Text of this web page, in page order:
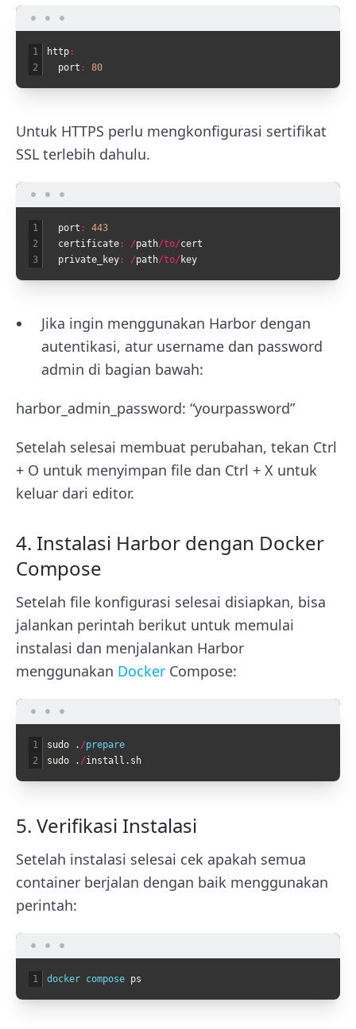
1
2
http:
port : 80
Untuk HTTPS perlu mengkonfigurasi sertifikat
SSL terlebih dahulu.
1
2
3
port :
443
certificate: /path/to/cert
private_key: /path/to/ key
Jika ingin menggunakan Harbor dengan
autentikasi, atur username dan password
admin di bagian bawah:
harbor_admin_password: “yourpassword”
Setelah selesai membuat perubahan, tekan Ctrl
+ O untuk menyimpan file dan Ctrl + X untuk
keluar dari editor.
4. Instalasi Harbor dengan Docker
Compose
Setelah file konfigurasi selesai disiapkan, bisa
jalankan perintah berikut untuk memulai
instalasi dan menjalankan Harbor
menggunakan Docker Compose:
1
2
sudo . /prepare
sudo
. /install . sh
5. Verifikasi Instalasi
Setelah instalasi selesai cek apakah semua
container berjalan dengan baik menggunakan
perintah:
1 docker compose ps